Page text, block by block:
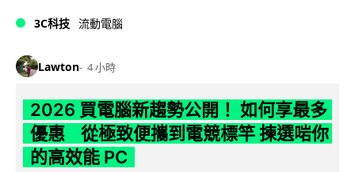
3C科技 流動電腦
Lawton 4 小時
2026 買電腦新趨勢公開！ 如何享最多
優惠 從極致便攜到電競標竿 揀選啱你
的高效能 PC